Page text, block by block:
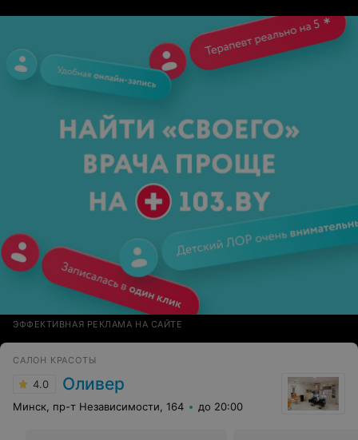
ЭФФЕКТИВНАЯ РЕКЛАМА НА САЙТЕ
САЛОН КРАСОТЫ
4.0 Оливер
Минск, пр-т Независимости, 164 до 20:00